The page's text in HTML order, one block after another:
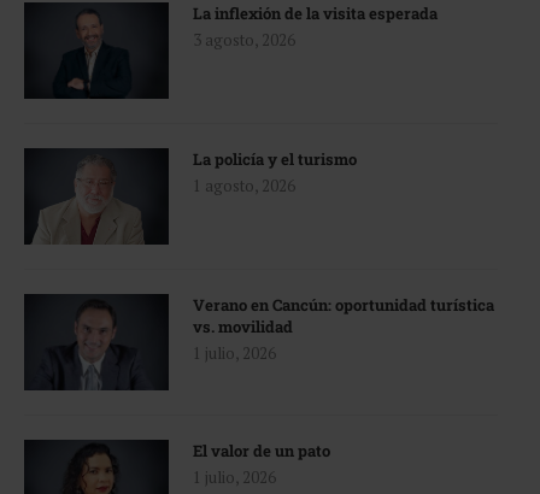
La inflexión de la visita esperada
3 agosto, 2026
La policía y el turismo
1 agosto, 2026
Verano en Cancún: oportunidad turística
vs. movilidad
1 julio, 2026
El valor de un pato
1 julio, 2026